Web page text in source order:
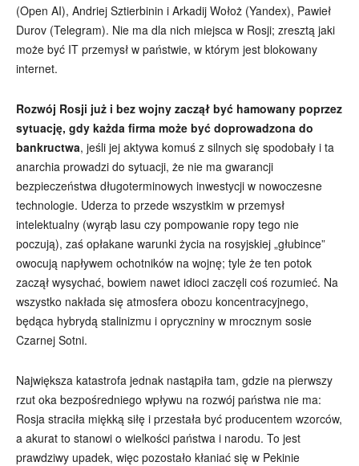
(Open AI), Andriej Sztierbinin i Arkadij Wołoż (Yandex), Pawieł
Durov (Telegram). Nie ma dla nich miejsca w Rosji; zresztą jaki
może być IT przemysł w państwie, w którym jest blokowany
internet.
Rozwój Rosji już i bez wojny zaczął być hamowany poprzez
sytuację, gdy każda firma może być doprowadzona do
bankructwa, jeśli jej aktywa komuś z silnych się spodobały i ta
anarchia prowadzi do sytuacji, że nie ma gwarancji
bezpieczeństwa długoterminowych inwestycji w nowoczesne
technologie. Uderza to przede wszystkim w przemysł
intelektualny (wyrąb lasu czy pompowanie ropy tego nie
poczują), zaś opłakane warunki życia na rosyjskiej „głubince”
owocują napływem ochotników na wojnę; tyle że ten potok
zaczął wysychać, bowiem nawet idioci zaczęli coś rozumieć. Na
wszystko nakłada się atmosfera obozu koncentracyjnego,
będąca hybrydą stalinizmu i opryczniny w mrocznym sosie
Czarnej Sotni.
Największa katastrofa jednak nastąpiła tam, gdzie na pierwszy
rzut oka bezpośredniego wpływu na rozwój państwa nie ma:
Rosja straciła miękką siłę i przestała być producentem wzorców,
a akurat to stanowi o wielkości państwa i narodu. To jest
prawdziwy upadek, więc pozostało kłaniać się w Pekinie